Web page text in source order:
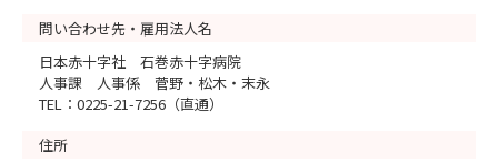
問い合わせ先・雇用法人名
日本赤十字社 石巻赤十字病院
人事課 人事係 菅野・松木・末永
TEL：0225-21-7256（直通）
住所